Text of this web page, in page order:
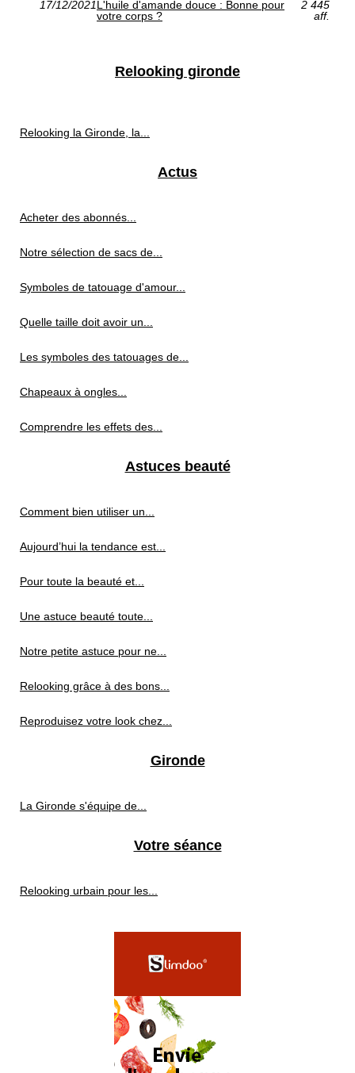
17/12/2021L'huile d'amande douce : Bonne pour
votre corps ?
2 445
aff.
Relooking gironde
Relooking la Gironde, la...
Actus
Acheter des abonnés...
Notre sélection de sacs de...
Symboles de tatouage d'amour...
Quelle taille doit avoir un...
Les symboles des tatouages de...
Chapeaux à ongles...
Comprendre les effets des...
Astuces beauté
Comment bien utiliser un...
Aujourd’hui la tendance est...
Pour toute la beauté et...
Une astuce beauté toute...
Notre petite astuce pour ne...
Relooking grâce à des bons...
Reproduisez votre look chez...
Gironde
La Gironde s'équipe de...
Votre séance
Relooking urbain pour les...